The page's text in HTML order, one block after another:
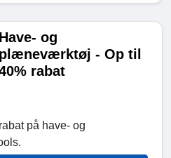
Have- og
plæneværktøj - Op til
rabat
på have- og